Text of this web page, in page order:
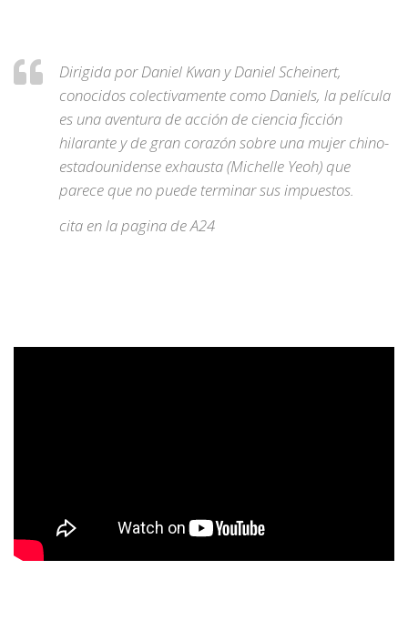
Dirigida por Daniel Kwan y Daniel Scheinert,
conocidos colectivamente como Daniels, la película
es una aventura de acción de ciencia ficción
hilarante y de gran corazón sobre una mujer chino-
estadounidense exhausta (Michelle Yeoh) que
parece que no puede terminar sus impuestos.
cita en la pagina de A24